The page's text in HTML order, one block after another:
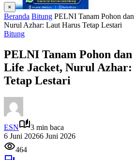
×
Beranda Bitung PELNI Tanam Pohon
Nurul Azhar: Laut Harus Tetap Lestari
Bitung
PELNI Tanam Pohon
Life Jacket, Nurul
Tetap Lestari
ESN
3 min baca
6 Juni 20266 Juni 2026
464